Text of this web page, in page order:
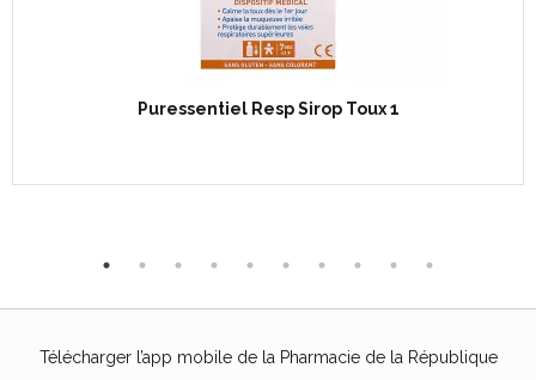
Puressentiel Resp Sirop Toux 1
Télécharger l’app mobile de la Pharmacie de la République